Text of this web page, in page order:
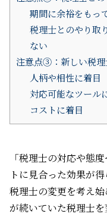
期間に余裕をもっ
税理士とのやり取
ない
注意点③：新しい税理
人柄や相性に着目
対応可能なツール
コストに着目
「税理士の対応や態
トに見合った効果が
税理士の変更を考え
が続いていた税理士